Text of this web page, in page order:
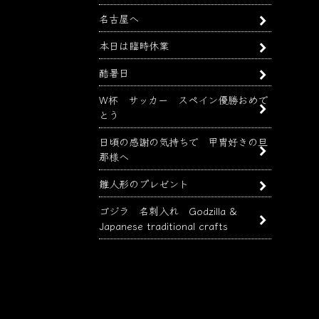
名古屋へ
本日は臨時休業
酷暑日
W杯 サッカー スペイン優勝おめで
とう
日頃の感謝の気持ちで 甲冑好きの旦
那様へ
雛人形のプレゼント
ゴジラ 名刺入れ Godzilla &
Japanese traditional crafts